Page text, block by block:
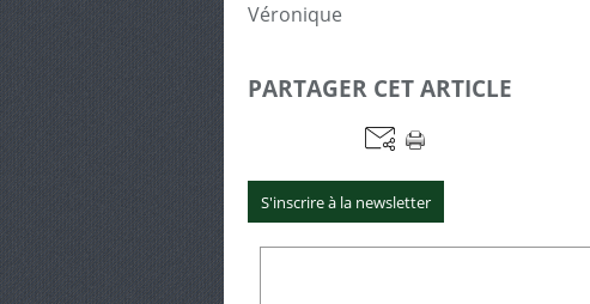
Véronique
PARTAGER CET ARTICLE
S'inscrire à la newsletter